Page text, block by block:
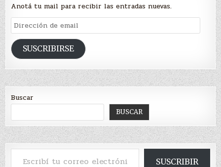
Anotá tu mail para recibir las entradas nuevas.
Dirección
de
emailSUSCRIBIRSE
Buscar
BUSCAR
Escribí tu correo electrónico…
SUSCRIBIR